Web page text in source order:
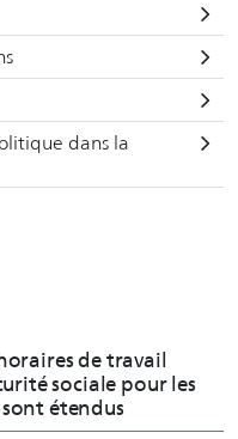
dans la
de travail
sociale pour les
étendus